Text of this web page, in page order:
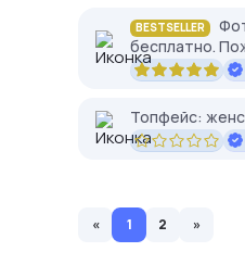
BESTSELLER
бесплатно.
Топфейс:
« 1 2 »